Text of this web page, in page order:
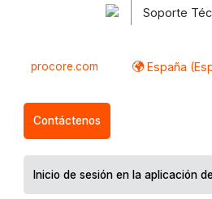
Soporte
procore.com España
Contáctenos
Inicio de sesión en la aplicación